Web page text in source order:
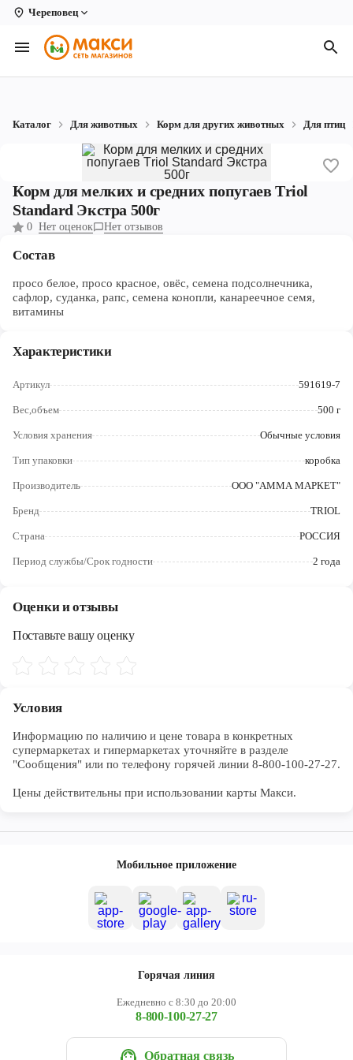
Череповец
Вологда
Архангельск
Коряжма
Котлас
Рыбинск
Череповец
Ярославль
Каталог Для животных Корм для других животных Для птиц
Корм для мелких и средних попугаев Тriol
Standard Экстра 500г
0 Нет оценок Нет отзывов
Состав
просо белое, просо красное, овёс, семена подсолнечника,
сафлор, суданка, рапс, семена конопли, канареечное семя,
витамины
Характеристики
Артикул 591619-7
Вес,объем 500 г
Условия хранения Обычные условия
Тип упаковки коробка
Производитель ООО "АММА МАРКЕТ"
Бренд TRIOL
Страна РОССИЯ
Период службы/Срок годности 2 года
Оценки и отзывы
Поставьте вашу оценку
Условия
Информацию по наличию и цене товара в конкретных
супермаркетах и гипермаркетах уточняйте в разделе
"Сообщения" или по телефону горячей линии 8-800-100-27-27.
Цены действительны при использовании карты Макси.
Мобильное приложение
Горячая линия
Ежедневно с 8:30 до 20:00
8-800-100-27-27
Обратная связь